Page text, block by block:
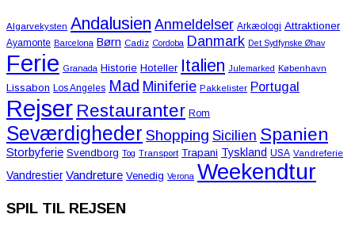
Algarvekysten Andalusien Anmeldelser Arkæologi Attraktioner
Ayamonte Barcelona Børn Cadiz Cordoba Danmark Det Sydfynske Øhav
Ferie Granada Historie Hoteller Italien Julemarked København
Lissabon Los Angeles Mad Miniferie Pakkelister Portugal
Rejser Restauranter Rom
Seværdigheder Shopping Sicilien Spanien
Storbyferie Svendborg Tog Transport Trapani Tyskland USA Vandreferie
Vandrestier Vandreture Venedig Verona Weekendtur
SPIL TIL REJSEN